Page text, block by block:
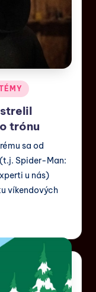
trónu
sa od
Spider-Man:
u nás)
víkendových